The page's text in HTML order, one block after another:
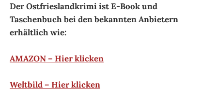
Der Ostfrieslandkrimi ist E-Book und
Taschenbuch bei den bekannten Anbietern
erhältlich wie:
AMAZON – Hier klicken
Weltbild – Hier klicken